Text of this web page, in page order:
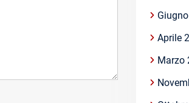
Aprile
Marzo